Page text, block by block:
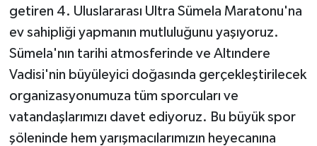
getiren 4. Uluslararası Ultra Sümela Maratonu'na
ev sahipliği yapmanın mutluluğunu yaşıyoruz.
Sümela'nın tarihi atmosferinde ve Altındere
Vadisi'nin büyüleyici doğasında gerçekleştirilecek
organizasyonumuza tüm sporcuları ve
vatandaşlarımızı davet ediyoruz. Bu büyük spor
şöleninde hem yarışmacılarımızın heyecanına